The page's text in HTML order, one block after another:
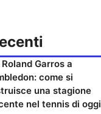
Roland Garros a
come si
una stagione
nel tennis di oggi